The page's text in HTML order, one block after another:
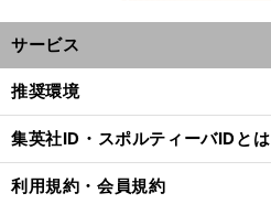
サービス
推奨環境
集英社ID・スポルティーバIDとは
利用規約・会員規約